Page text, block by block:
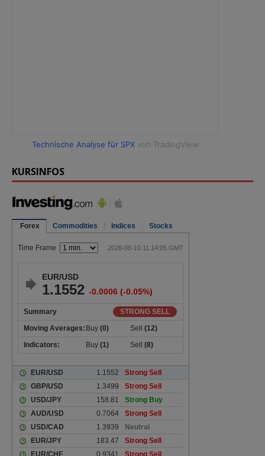
Technische Analyse für SPX von TradingView
KURSINFOS